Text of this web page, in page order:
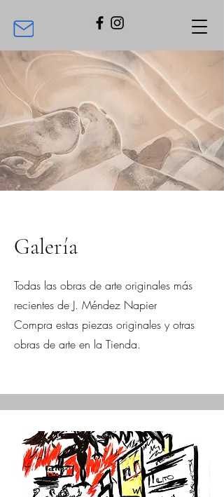
Galería
Todas las obras de arte originales más
recientes de J. Méndez Napier
Compra estas piezas originales y otras
obras de arte en la Tienda.